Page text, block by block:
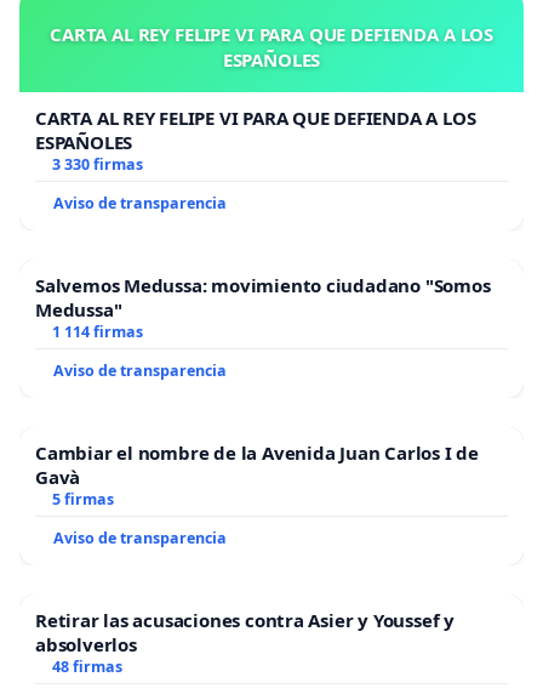
CARTA AL REY FELIPE VI PARA QUE DEFIENDA A LOS
ESPAÑOLES
CARTA AL REY FELIPE VI PARA QUE DEFIENDA A LOS
ESPAÑOLES
3 330 firmas
Aviso de transparencia
Salvemos Medussa: movimiento ciudadano "Somos
Medussa"
1 114 firmas
Aviso de transparencia
Cambiar el nombre de la Avenida Juan Carlos I de
Gavà
5 firmas
Aviso de transparencia
Retirar las acusaciones contra Asier y Youssef y
absolverlos
48 firmas